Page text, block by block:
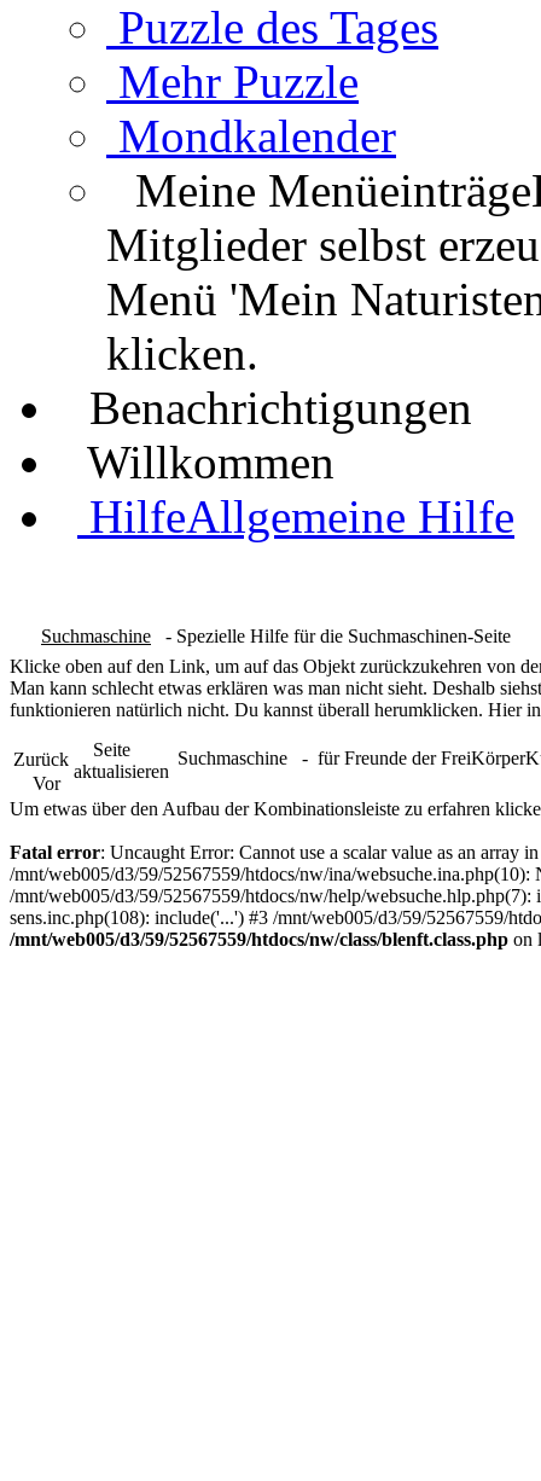
Puzzle des Tages
Mehr Puzzle
Mondkalender
Meine Menüeinträge
Mitglieder selbst
Menü 'Mein
klicken.
Benachrichtigungen
Willkommen
HilfeAllgemeine Hilfe
Suchmaschine
- Spezielle Hilfe für die Suchmaschinen-Seite
Klicke oben auf den Link, um auf das Objekt zurückzukehren von
Man kann schlecht etwas erklären was man nicht sieht. Deshalb
funktionieren natürlich nicht. Du kannst überall herumklicken. Hier
Zurück
Vor
Seite
aktualisieren
Suchmaschine - für Freunde der
Um etwas über den Aufbau der Kombinationsleiste zu erfahren
Fatal error: Uncaught Error: Cannot use a scalar value as an array
/mnt/web005/d3/59/52567559/htdocs/nw/ina/
/mnt/web005/d3/59/52567559/htdocs/nw/help/
sens.inc.php(108): include('...') #3 /mnt/web005/d3/59/52567559/
/mnt/web005/d3/59/52567559/htdocs/nw/class/blenft.class.php on